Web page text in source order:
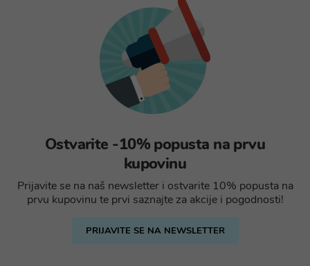
Ostvarite -10% popusta na prvu
kupovinu
Prijavite se na naš newsletter i ostvarite 10% popusta na
prvu kupovinu te prvi saznajte za akcije i pogodnosti!
PRIJAVITE SE NA NEWSLETTER